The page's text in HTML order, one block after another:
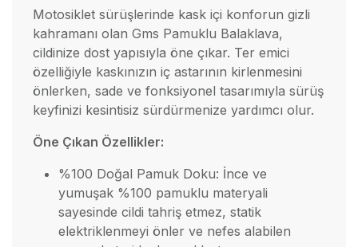
Motosiklet sürüşlerinde kask içi konforun gizli
kahramanı olan Gms Pamuklu Balaklava,
cildinize dost yapısıyla öne çıkar. Ter emici
özelliğiyle kaskınızın iç astarının kirlenmesini
önlerken, sade ve fonksiyonel tasarımıyla sürüş
keyfinizi kesintisiz sürdürmenize yardımcı olur.
Öne Çıkan Özellikler:
%100 Doğal Pamuk Doku: İnce ve
yumuşak %100 pamuklu materyali
sayesinde cildi tahriş etmez, statik
elektriklenmeyi önler ve nefes alabilen